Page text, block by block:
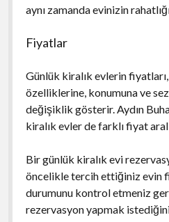
aynı zamanda evinizin
Fiyatlar
Günlük kiralık evlerin
özelliklerine, konumuna ve
değişiklik gösterir. Aydın
kiralık evler de farklı fiyat
Bir günlük kiralık evi
öncelikle tercih ettiğiniz evin
durumunu kontrol etmeniz
rezervasyon yapmak